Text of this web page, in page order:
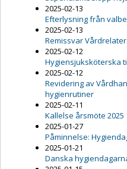
2025-02-13
Efterlysning från
2025-02-13
Remissvar
2025-02-12
Hygiensjuksköterska
2025-02-12
Revidering av
hygienrutiner
2025-02-11
Kallelse årsmöte 2025
2025-01-27
Påminnelse:
2025-01-21
Danska